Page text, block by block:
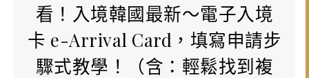
看！入境韓國最新～電子入境
卡 e-Arrival Card，填寫申請步
驟式教學！（含：輕鬆找到複